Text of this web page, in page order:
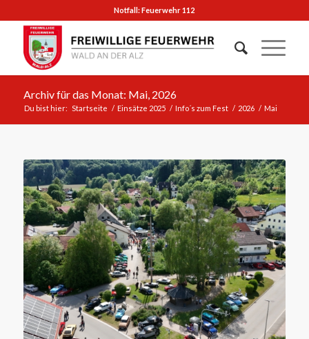
Notfall: Feuerwehr 112
Archiv für das Monat: Mai, 2026
Du bist hier: Startseite / Einsätze 2025 / Info´s zum Fest / 2026 / Mai